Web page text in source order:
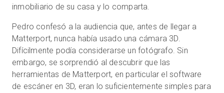
inmobiliario de su casa y lo comparta.
Pedro confesó a la audiencia que, antes de llegar a
Matterport, nunca había usado una cámara 3D.
Difícilmente podía considerarse un fotógrafo. Sin
embargo, se sorprendió al descubrir que las
herramientas de Matterport, en particular el software
de escáner en 3D, eran lo suficientemente simples para